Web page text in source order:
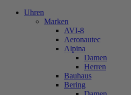
Uhren
Marken
AVI-8
Aeronautec
Alpina
Damen
Herren
Bauhaus
Bering